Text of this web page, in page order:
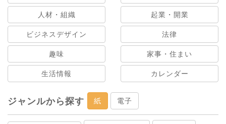
人材・組織 起業・開業
ビジネスデザイン 法律
趣味 家事・住まい
生活情報 カレンダー
ジャンルから探す 紙 電子